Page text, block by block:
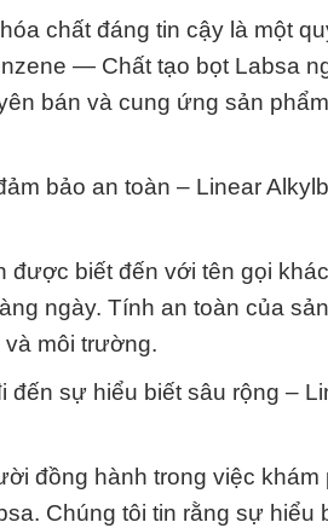
chất đáng tin cậy là một
— Chất tạo bọt Labsa
bán và cung ứng sản
bảo an toàn – Linear
biết đến với tên gọi
ngày. Tính an toàn của
môi trường.
sự hiểu biết sâu rộng –
đồng hành trong việc
Chúng tôi tin rằng sự hiểu